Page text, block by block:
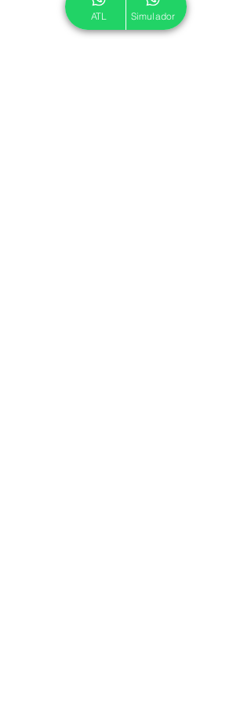
ATL Simulador